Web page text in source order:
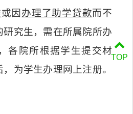
或因 办理了助学贷款而不
研究生，需在所属院所办
各院所根据学生提交材
为学生办理网上注册。
TOP